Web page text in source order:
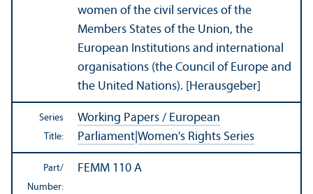
women of the civil services of the
Members States of the Union, the
European Institutions and international
organisations (the Council of Europe and
the United Nations). [Herausgeber]
Series
Title:
Working Papers / European
Parliament Women's Rights Series
Part/
Number:
FEMM 110 A